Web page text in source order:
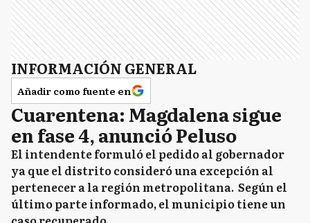
INFORMACIÓN GENERAL
Añadir como fuente en
Cuarentena: Magdalena sigue
en fase 4, anunció Peluso
El intendente formuló el pedido al gobernador
ya que el distrito consideró una excepción al
pertenecer a la región metropolitana. Según el
último parte informado, el municipio tiene un